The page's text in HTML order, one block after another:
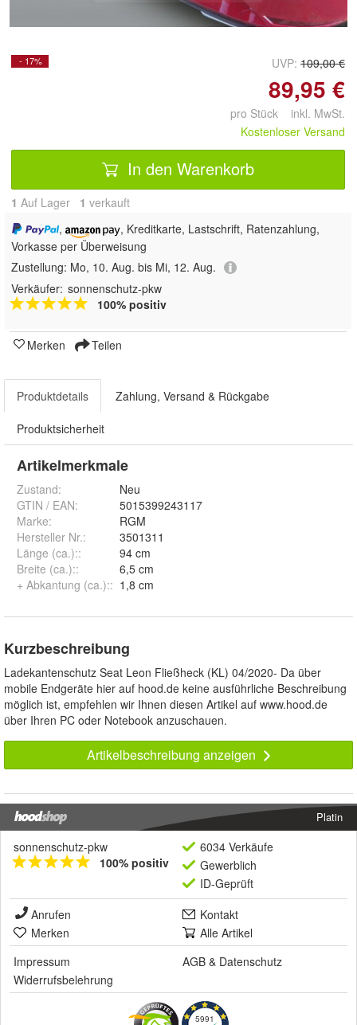
- 17% UVP: 109,00 €
89,95 €
pro Stück inkl. MwSt.
Kostenloser Versand
In den Warenkorb
1 Auf Lager 1 verkauft
,
, Kreditkarte, Lastschrift, Ratenzahlung,
Vorkasse per Überweisung
Zustellung: Mo, 10. Aug. bis Mi, 12. Aug.
Verkäufer: sonnenschutz-pkw
100% positiv
Merken Teilen
Produktdetails Zahlung, Versand & Rückgabe
Produktsicherheit
Artikelmerkmale
Zustand:
Neu
GTIN / EAN:
5015399243117
Marke:
RGM
Hersteller Nr.:
3501311
Länge (ca.)::
94 cm
Breite (ca.)::
6,5 cm
+ Abkantung (ca.):: 1,8 cm
Kurzbeschreibung
Ladekantenschutz Seat Leon Fließheck (KL) 04/2020- Da über
mobile Endgeräte hier auf hood.de keine ausführliche Beschreibung
möglich ist, empfehlen wir Ihnen diesen Artikel auf www.hood.de
über Ihren PC oder Notebook anzuschauen.
Artikelbeschreibung anzeigen
Platin
sonnenschutz-pkw
100% positiv
6034 Verkäufe
Gewerblich
ID-Geprüft
Anrufen
Kontakt
Merken
Alle Artikel
Impressum
AGB & Datenschutz
Widerrufsbelehrung
5991